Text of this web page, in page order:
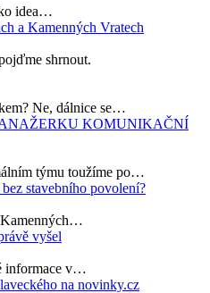
idea…
a Kamenných Vratech
shrnout.
Ne, dálnice se…
KOMUNIKAČNÍ
týmu toužíme po…
stavebního povolení?
Kamenných…
vyšel
informace v…
na novinky.cz